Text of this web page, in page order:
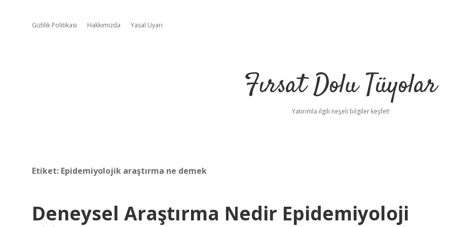
Gizlilik Politikası Hakkımızda Yasal Uyarı
Fırsat Dolu Tüyolar
Yatırımla ilgili neşeli bilgiler keşfet!
Etiket: Epidemiyolojik araştırma ne demek
Deneysel Araştırma Nedir Epidemiyoloji